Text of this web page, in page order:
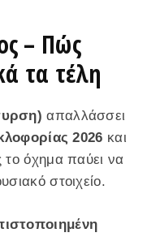
– Πώς
τα τέλη
απαλλάσσει
2026 και
το όχημα παύει να
στοιχείο.